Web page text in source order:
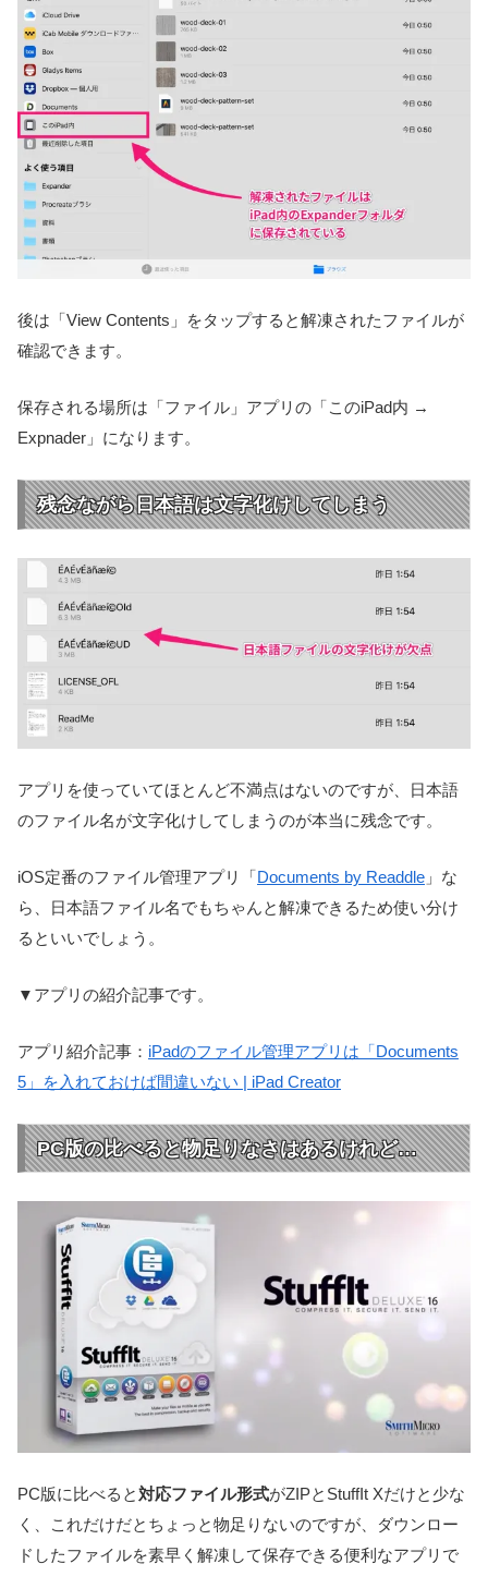
後は「View Contents」をタップすると解凍されたファイルが
確認できます。
保存される場所は「ファイル」アプリの「このiPad内 →
Expnader」になります。
残念ながら日本語は文字化けしてしまう
アプリを使っていてほとんど不満点はないのですが、日本語
のファイル名が文字化けしてしまうのが本当に残念です。
iOS定番のファイル管理アプリ「Documents by Readdle 」な
ら、日本語ファイル名でもちゃんと解凍できるため使い分け
るといいでしょう。
▼アプリの紹介記事です。
アプリ紹介記事： iPadのファイル管理アプリは「Documents
5」を入れておけば間違いない | iPad Creator
PC版の比べると物足りなさはあるけれど…
PC版に比べると対応ファイル形式がZIPとStuffIt Xだけと少な
く、これだけだとちょっと物足りないのですが、ダウンロー
ドしたファイルを素早く解凍して保存できる便利なアプリで